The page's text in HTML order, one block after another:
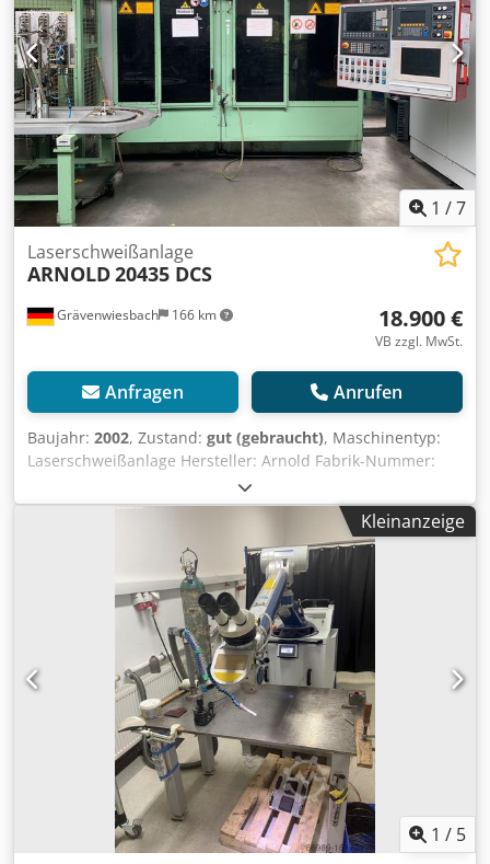
1 /7
Grävenwiesbach 166 km
Laserschweißanlage
ARNOLD20435 DCS
18.900 €
VB zzgl. MwSt.
Anfragen Anrufen
Baujahr: 2002, Zustand: gut (gebraucht), Maschinentyp:
Laserschweißanlage Hersteller: Arnold Fabrik-Nummer:
20435 DCS Baujahr: 2002 Verfügbar ab Januar 2027
Dcedpfskv Upiox Anijk Ab Standort zur Selbstdemontage
Optional können wir Abbau und Verladung anbietenKleinanzeige
1 / 5